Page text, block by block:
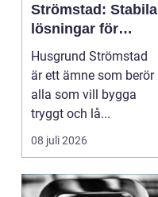
Strömstad: Stabila
lösningar för
boende vid kusten
Husgrund Strömstad
är ett ämne som berör
alla som vill bygga
tryggt och lå...
08 juli 2026